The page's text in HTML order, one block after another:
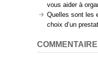
vous aider à
Quelles sont les
choix d’un